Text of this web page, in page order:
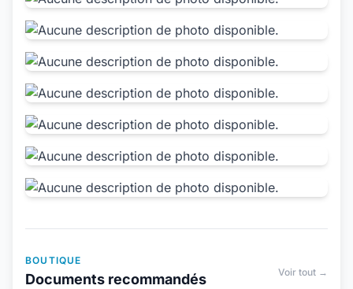
BOUTIQUE
Documents recommandés Voir tout →